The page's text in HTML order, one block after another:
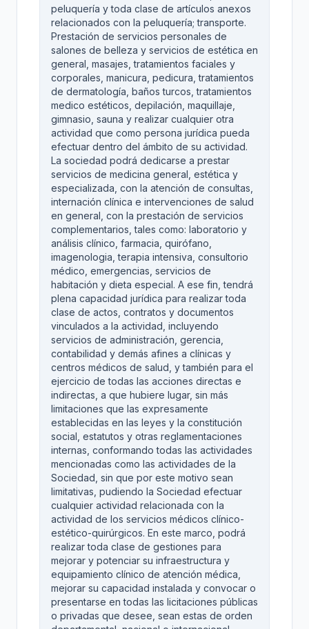
peluquería y toda clase de artículos anexos
relacionados con la peluquería; transporte.
Prestación de servicios personales de
salones de belleza y servicios de estética en
general, masajes, tratamientos faciales y
corporales, manicura, pedicura, tratamientos
de dermatología, baños turcos, tratamientos
medico estéticos, depilación, maquillaje,
gimnasio, sauna y realizar cualquier otra
actividad que como persona jurídica pueda
efectuar dentro del ámbito de su actividad.
La sociedad podrá dedicarse a prestar
servicios de medicina general, estética y
especializada, con la atención de consultas,
internación clínica e intervenciones de salud
en general, con la prestación de servicios
complementarios, tales como: laboratorio y
análisis clínico, farmacia, quirófano,
imagenologia, terapia intensiva, consultorio
médico, emergencias, servicios de
habitación y dieta especial. A ese fin, tendrá
plena capacidad jurídica para realizar toda
clase de actos, contratos y documentos
vinculados a la actividad, incluyendo
servicios de administración, gerencia,
contabilidad y demás afines a clínicas y
centros médicos de salud, y también para el
ejercicio de todas las acciones directas e
indirectas, a que hubiere lugar, sin más
limitaciones que las expresamente
establecidas en las leyes y la constitución
social, estatutos y otras reglamentaciones
internas, conformando todas las actividades
mencionadas como las actividades de la
Sociedad, sin que por este motivo sean
limitativas, pudiendo la Sociedad efectuar
cualquier actividad relacionada con la
actividad de los servicios médicos clínico-
estético-quirúrgicos. En este marco, podrá
realizar toda clase de gestiones para
mejorar y potenciar su infraestructura y
equipamiento clínico de atención médica,
mejorar su capacidad instalada y convocar o
presentarse en todas las licitaciones públicas
o privadas que desee, sean estas de orden